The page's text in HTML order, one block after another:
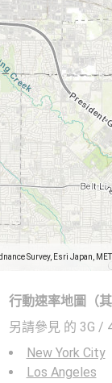
Survey, Esri Japan,
行動速率地圖（其
另請參見 的 3G /
New York City
Los Angeles